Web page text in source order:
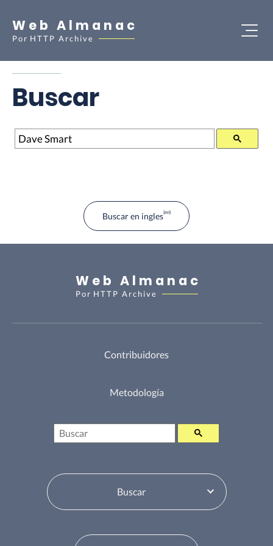
Web Almanac
Por HTTP Archive
Buscar
Buscar
Buscar en ingles
Web Almanac
Por HTTP Archive
Contribuidores
Metodología
Buscar
Selector de tabla de contenidos